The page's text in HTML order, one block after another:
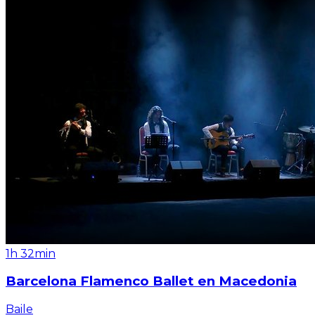
1h 32min
Barcelona Flamenco Ballet en Macedonia
Baile